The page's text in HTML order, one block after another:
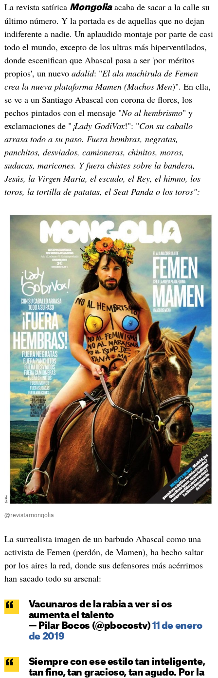
La revista satírica Mongoliaacaba de sacar a la calle su
último número. Y la portada es de aquellas que no dejan
indiferente a nadie. Un aplaudido montaje por parte de casi
todo el mundo, excepto de los ultras más hiperventilados,
donde escenifican que Abascal pasa a ser 'por méritos
propios', un nuevo adalid: "El ala machirula de Femen
crea la nueva plataforma Mamen (Machos Men)". En ella,
se ve a un Santiago Abascal con corona de flores, los
pechos pintados con el mensaje "No al hembrismo" y
exclamaciones de " ¡Lady GodiVox!": "Con su caballo
arrasa todo a su paso. Fuera hembras, negratas,
panchitos, desviados, camioneras, chinitos, moros,
sudacas, maricones. Y fuera chistes sobre la bandera,
Jesús, la Virgen María, el escudo, el Rey, el himno, los
toros, la tortilla de patatas, el Seat Panda o los toros":
@revistamongolia
La surrealista imagen de un barbudo Abascal como una
activista de Femen (perdón, de Mamen), ha hecho saltar
por los aires la red, donde sus defensores más acérrimos
han sacado todo su arsenal:
Vacunaros de la rabia a ver si os
aumenta el talento
— Pilar Bocos (@pbocostv) 11 de enero
de 2019
Siempre con ese estilo tan inteligente,
tan fino, tan gracioso, tan agudo. Por la